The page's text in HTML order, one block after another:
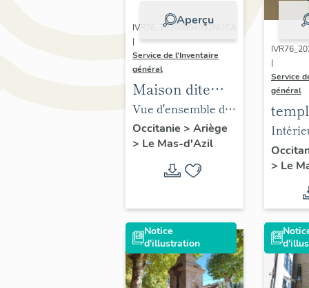
Aperçu
IVR76_20260904092NUCA
|
Service de l'Inventaire
général
Maison dite
Casa d'Oro
Vue d'ensemble de
la façade sur rue.
Occitanie > Ariège
> Le Mas-d'Azil
|
Service
général
> Le
Notice
d'illustration